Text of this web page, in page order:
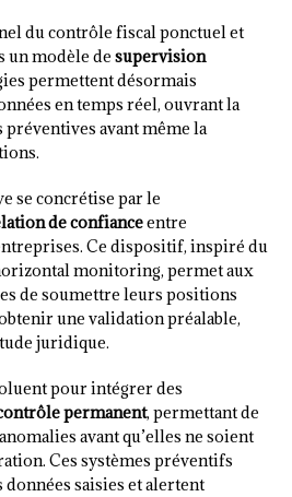
du contrôle fiscal ponctuel et
un modèle de supervision
permettent désormais
en temps réel, ouvrant la
avant même la
se concrétise par le
de confianceentre
Ce dispositif, inspiré du
monitoring, permet aux
de soumettre leurs positions
une validation préalable,
juridique.
pour intégrer des
permanent, permettant de
avant qu’elles ne soient
Ces systèmes préventifs
saisies et alertent